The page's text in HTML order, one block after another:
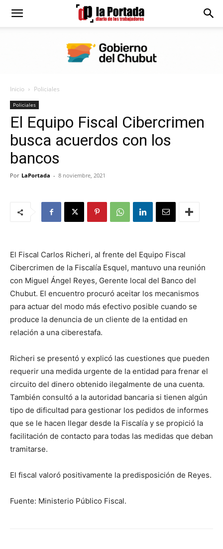
Diario
Portada
Inicio Policiales
Policiales
El Equipo Fiscal Cibercrimen
busca acuerdos con los
bancos
Por LaPortada - 8 noviembre, 2021
El Fiscal Carlos Richeri, al frente del Equipo Fiscal
Cibercrimen de la Fiscalía Esquel, mantuvo una reunión
con Miguel Ángel Reyes, Gerente local del Banco del
Chubut. El encuentro procuró aceitar los mecanismos
para actuar del modo más efectivo posible cuando se
produce la denuncia de un cliente de la entidad en
relación a una ciberestafa.
Richeri se presentó y explicó las cuestiones que pueden
requerir una medida urgente de la entidad para frenar el
circuito del dinero obtenido ilegalmente de una cuenta.
También consultó a la autoridad bancaria si tienen algún
tipo de dificultad para gestionar los pedidos de informes
que se le hacen llegar desde la Fiscalía y se propició la
facilitación de contacto para todas las medidas que deban
tramitarse.
El fiscal valoró positivamente la predisposición de Reyes.
Fuente: Ministerio Público Fiscal.